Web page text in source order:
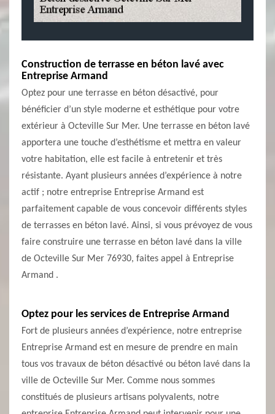
Construction de terrasse en béton lavé avec
Entreprise Armand
Optez pour une terrasse en béton désactivé, pour
bénéficier d’un style moderne et esthétique pour votre
extérieur à Octeville Sur Mer. Une terrasse en béton lavé
apportera une touche d’esthétisme et mettra en valeur
votre habitation, elle est facile à entretenir et très
résistante. Ayant plusieurs années d’expérience à notre
actif ; notre entreprise Entreprise Armand est
parfaitement capable de vous concevoir différents styles
de terrasses en béton lavé. Ainsi, si vous prévoyez de vous
faire construire une terrasse en béton lavé dans la ville
de Octeville Sur Mer 76930, faites appel à Entreprise
Armand .
Optez pour les services de Entreprise Armand
Fort de plusieurs années d’expérience, notre entreprise
Entreprise Armand est en mesure de prendre en main
tous vos travaux de béton désactivé ou béton lavé dans la
ville de Octeville Sur Mer. Comme nous sommes
constitués de plusieurs artisans polyvalents, notre